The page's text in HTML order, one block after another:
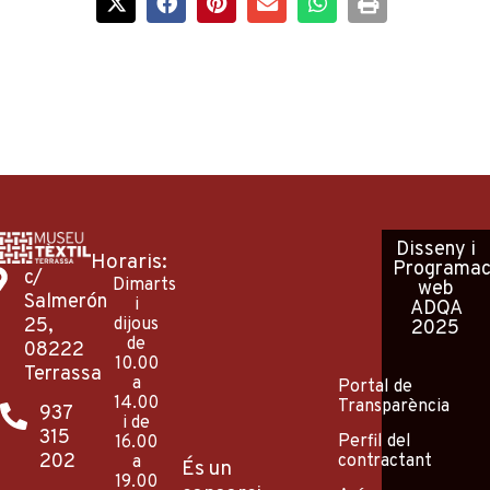
c/
Salmerón
25,
08222
Terrassa
937
315
202
Horaris:
Dimarts
i
dijous
de
10.00
a
14.00
i de
16.00
a
19.00
És un
Portal de
Transparència
Perfil del
contractant
Disseny i
web
ADQA
2025